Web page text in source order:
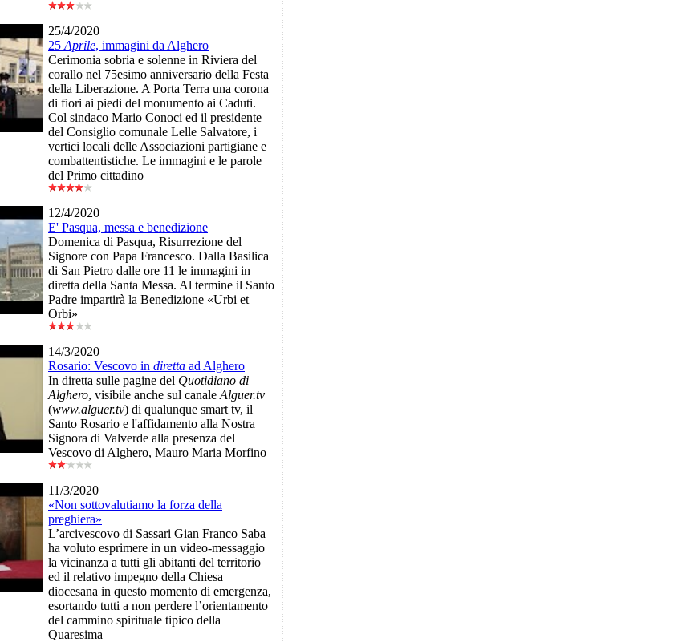
25/4/2020
25 Aprile, immagini da Alghero
Cerimonia sobria e solenne in Riviera del
corallo nel 75esimo anniversario della Festa
della Liberazione. A Porta Terra una corona
di fiori ai piedi del monumento ai Caduti.
Col sindaco Mario Conoci ed il presidente
del Consiglio comunale Lelle Salvatore, i
vertici locali delle Associazioni partigiane e
combattentistiche. Le immagini e le parole
del Primo cittadino
12/4/2020
E' Pasqua, messa e benedizione
Domenica di Pasqua, Risurrezione del
Signore con Papa Francesco. Dalla Basilica
di San Pietro dalle ore 11 le immagini in
diretta della Santa Messa. Al termine il Santo
Padre impartirà la Benedizione «Urbi et
Orbi»
14/3/2020
Rosario: Vescovo in diretta ad Alghero
In diretta sulle pagine del Quotidiano di
Alghero, visibile anche sul canale Alguer.tv
(www.alguer.tv) di qualunque smart tv, il
Santo Rosario e l'affidamento alla Nostra
Signora di Valverde alla presenza del
Vescovo di Alghero, Mauro Maria Morfino
11/3/2020
«Non sottovalutiamo la forza della
preghiera»
L’arcivescovo di Sassari Gian Franco Saba
ha voluto esprimere in un video-messaggio
la vicinanza a tutti gli abitanti del territorio
ed il relativo impegno della Chiesa
diocesana in questo momento di emergenza,
esortando tutti a non perdere l’orientamento
del cammino spirituale tipico della
Quaresima